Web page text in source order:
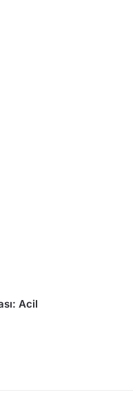
Acil